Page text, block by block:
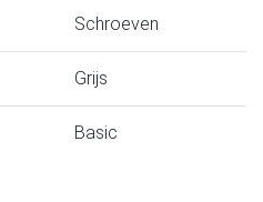
Schroeven
Grijs
Basic